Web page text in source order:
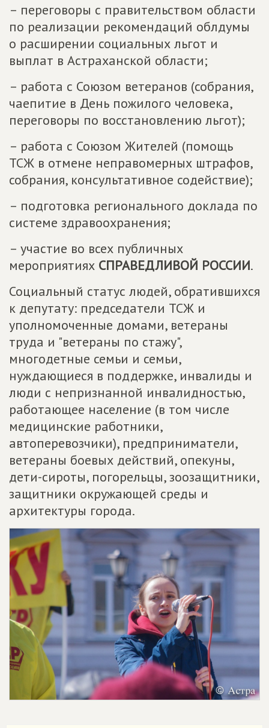
– переговоры с правительством области
по реализации рекомендаций облдумы
о расширении социальных льгот и
выплат в Астраханской области;
– работа с Союзом ветеранов (собрания,
чаепитие в День пожилого человека,
переговоры по восстановлению льгот);
– работа с Союзом Жителей (помощь
ТСЖ в отмене неправомерных штрафов,
собрания, консультативное содействие);
– подготовка регионального доклада по
системе здравоохранения;
– участие во всех публичных
мероприятиях СПРАВЕДЛИВОЙ РОССИИ.
Социальный статус людей, обратившихся
к депутату: председатели ТСЖ и
уполномоченные домами, ветераны
труда и "ветераны по стажу",
многодетные семьи и семьи,
нуждающиеся в поддержке, инвалиды и
люди с непризнанной инвалидностью,
работающее население (в том числе
медицинские работники,
автоперевозчики), предприниматели,
ветераны боевых действий, опекуны,
дети-сироты, погорельцы, зоозащитники,
защитники окружающей среды и
архитектуры города.